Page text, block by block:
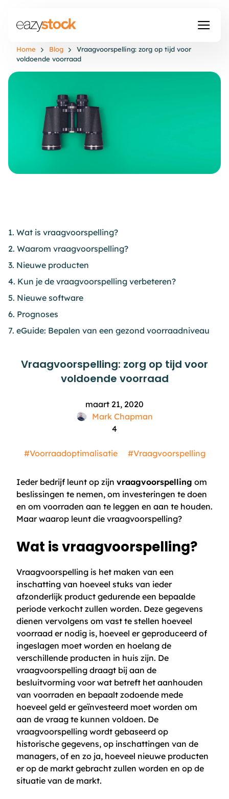
Home Blog
Vraagvoorspelling: zorg op tijd voor
voldoende voorraad
1. Wat is vraagvoorspelling?
2. Waarom vraagvoorspelling?
3. Nieuwe producten
4. Kun je de vraagvoorspelling verbeteren?
5. Nieuwe software
6. Prognoses
7. eGuide: Bepalen van een gezond voorraadniveau
Vraagvoorspelling: zorg op tijd voor
voldoende voorraad
maart 21, 2020
Mark Chapman
4
#Voorraadoptimalisatie #Vraagvoorspelling
Ieder bedrijf leunt op zijn vraagvoorspelling om
beslissingen te nemen, om investeringen te doen
en om voorraden aan te leggen en aan te houden.
Maar waarop leunt die vraagvoorspelling?
Wat is vraagvoorspelling?
Vraagvoorspelling is het maken van een
inschatting van hoeveel stuks van ieder
afzonderlijk product gedurende een bepaalde
periode verkocht zullen worden. Deze gegevens
dienen vervolgens om vast te stellen hoeveel
voorraad er nodig is, hoeveel er geproduceerd of
ingeslagen moet worden en hoelang de
verschillende producten in huis zijn. De
vraagvoorspelling draagt bij aan de
besluitvorming voor wat betreft het aanhouden
van voorraden en bepaalt zodoende mede
hoeveel geld er geïnvesteerd moet worden om
aan de vraag te kunnen voldoen. De
vraagvoorspelling wordt gebaseerd op
historische gegevens, op inschattingen van de
managers, of en zo ja, hoeveel nieuwe producten
er op de markt gebracht zullen worden en op de
situatie van de markt.